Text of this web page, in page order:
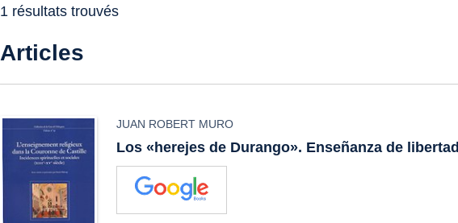
1 résultats trouvés
Articles
JUAN ROBERT MURO
Los «herejes de Durango». Enseñanza de libertad